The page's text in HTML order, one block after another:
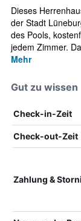
Dieses
der Stadt
des Pools,
jedem Zimmer.
Mehr
Gut zu wissen
Check-in-Zeit
Check-out-Zeit
Zahlung &